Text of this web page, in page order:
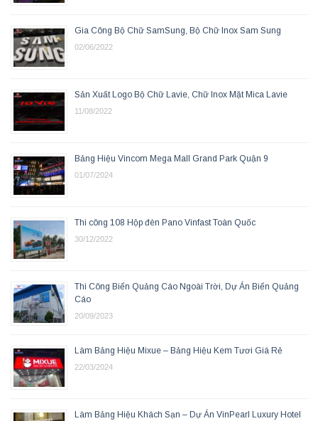
Gia Công Bộ Chữ SamSung, Bộ Chữ Inox Sam Sung
02/06/2022
Sản Xuất Logo Bộ Chữ Lavie, Chữ Inox Mặt Mica Lavie
11/08/2022
Bảng Hiệu Vincom Mega Mall Grand Park Quận 9
01/07/2024
Thi công 108 Hộp đèn Pano Vinfast Toàn Quốc
30/12/2022
Thi Công Biển Quảng Cáo Ngoài Trời, Dự Án Biển Quảng
Cáo
20/09/2023
Làm Bảng Hiệu Mixue – Bảng Hiệu Kem Tươi Giá Rẻ
22/03/2024
Làm Bảng Hiệu Khách Sạn – Dự Án VinPearl Luxury Hotel